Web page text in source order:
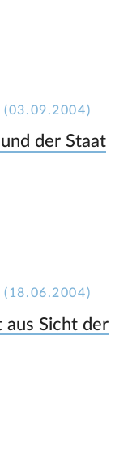
(03.09.2004)
der Staat
(18.06.2004)
aus Sicht der